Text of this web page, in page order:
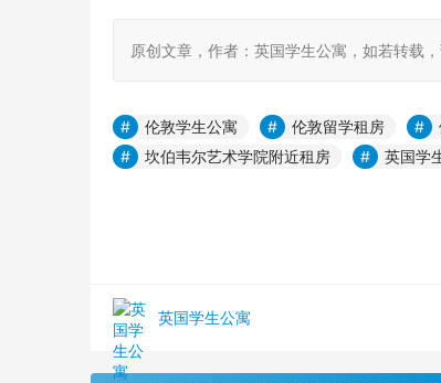
原创文章，作者：英国学生公寓，如若转
伦敦学生公寓 伦敦留学租房
坎伯韦尔艺术学院附近租房
英国学
英国学生公寓